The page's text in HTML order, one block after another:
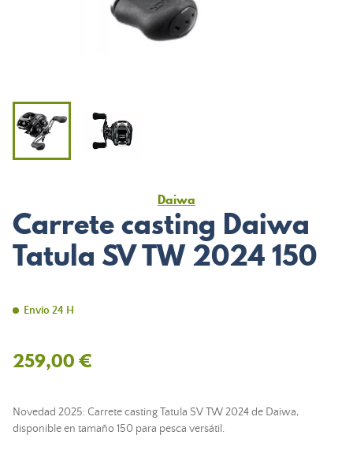
Daiwa
Carrete casting Daiwa
Tatula SV TW 2024 150
Envío 24 H
259,00 €
Novedad 2025: Carrete casting Tatula SV TW 2024 de Daiwa,
disponible en tamaño 150 para pesca versátil.